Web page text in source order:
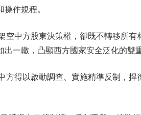
作規程。
中方股東決策權，卻既不轉移所有
一轍，凸顯西方國家安全泛化的雙
得以啟動調查、實施精準反制，捍